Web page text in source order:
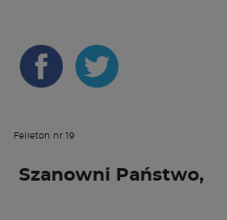
Felieton nr 19
Szanowni Państwo,